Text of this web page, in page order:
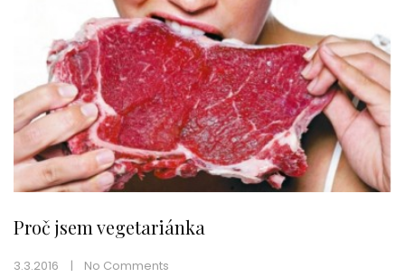
Proč jsem vegetariánka
3.3.2016 No Comments